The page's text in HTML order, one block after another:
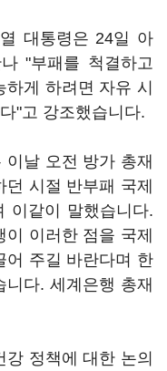
대통령은 24일 아
"부패를 척결하고
게 하려면 자유 시
"고 강조했습니다.
날 오전 방가 총재
시절 반부패 국제
이같이 말했습니다.
이러한 점을 국제
어 주길 바란다며 한
다. 세계은행 총재
정책에 대한 논의